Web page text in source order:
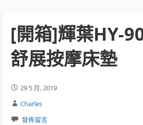
[開箱]輝葉HY-
舒展按摩床墊
29 5 月, 2019
Charles
發佈留言